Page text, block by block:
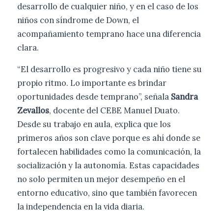
desarrollo de cualquier niño, y en el caso de los
niños con síndrome de Down, el
acompañamiento temprano hace una diferencia
clara.
“El desarrollo es progresivo y cada niño tiene su
propio ritmo. Lo importante es brindar
oportunidades desde temprano”, señala Sandra
Zevallos, docente del CEBE Manuel Duato.
Desde su trabajo en aula, explica que los
primeros años son clave porque es ahí donde se
fortalecen habilidades como la comunicación, la
socialización y la autonomía. Estas capacidades
no solo permiten un mejor desempeño en el
entorno educativo, sino que también favorecen
la independencia en la vida diaria.